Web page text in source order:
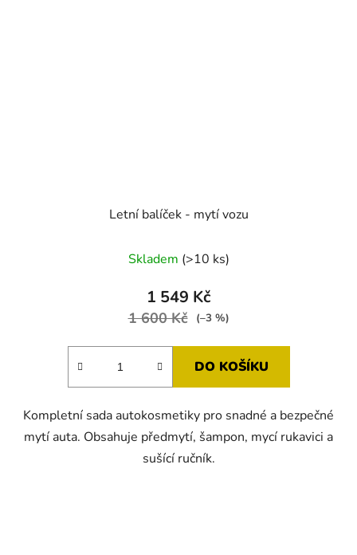
Letní balíček - mytí vozu
Skladem (>10 ks)
1 549 Kč
1 600 Kč (–3 %)
DO KOŠÍKU
Kompletní sada autokosmetiky pro snadné a bezpečné
mytí auta. Obsahuje předmytí, šampon, mycí rukavici a
sušící ručník.